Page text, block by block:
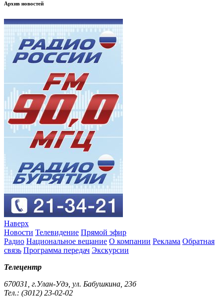
Архив новостей
Наверх
Новости Телевидение Прямой эфир
Радио Национальное вещание О компании Реклама Обратная
связь Программа передач Экскурсии
Телецентр
670031, г.Улан-Удэ, ул. Бабушкина, 23б
Тел.: (3012) 23-02-02